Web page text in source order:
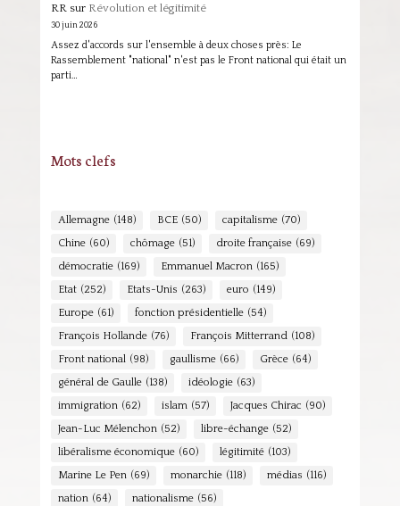
RR sur Révolution et légitimité
30 juin 2026
Assez d'accords sur l'ensemble à deux choses près: Le
Rassemblement "national" n'est pas le Front national qui était un
parti…
Mots clefs
Allemagne (148) BCE (50) capitalisme (70)
Chine (60) chômage (51) droite française (69)
démocratie (169) Emmanuel Macron (165)
Etat (252) Etats-Unis (263) euro (149)
Europe (61) fonction présidentielle (54)
François Hollande (76) François Mitterrand (108)
Front national (98) gaullisme (66) Grèce (64)
général de Gaulle (138) idéologie (63)
immigration (62) islam (57) Jacques Chirac (90)
Jean-Luc Mélenchon (52) libre-échange (52)
libéralisme économique (60) légitimité (103)
Marine Le Pen (69) monarchie (118) médias (116)
nation (64) nationalisme (56)